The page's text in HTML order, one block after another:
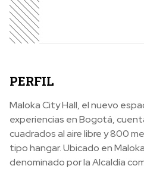
PERFIL
Maloka City Hall, el nuevo
experiencias en Bogotá,
cuadrados al aire libre y 800
tipo hangar. Ubicado en
denominado por la Alcaldía